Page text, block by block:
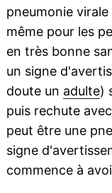
pneumonie
même pour les
en très bonne
un signe
doute un adulte)
puis rechute
peut être une
signe
commence à